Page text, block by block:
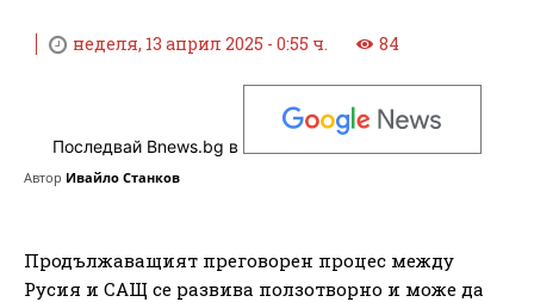
неделя, 13 април 2025 - 0:55 ч. 84
Последвай Bnews.bg в
Автор Ивайло Станков
Продължаващият преговорен процес между
Русия и САЩ се развива ползотворно и може да